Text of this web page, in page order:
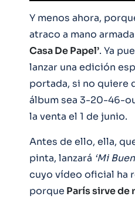
Y menos ahora,
atraco a mano
Casa De Papel’. Ya
lanzar una edición
portada, si no quiere
álbum sea 3-20-46-
la venta el 1 de junio.
Antes de ello, ella,
pinta, lanzará ‘Mi
cuyo vídeo oficial ha
porque París sirve de